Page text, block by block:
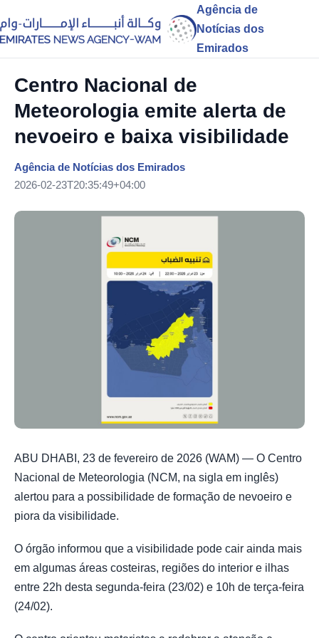
Agência de
Notícias dos
Emirados
Centro Nacional de
Meteorologia emite alerta de
nevoeiro e baixa visibilidade
Agência de Notícias dos Emirados
2026-02-23T20:35:49+04:00
ABU DHABI, 23 de fevereiro de 2026 (WAM) — O Centro
Nacional de Meteorologia (NCM, na sigla em inglês)
alertou para a possibilidade de formação de nevoeiro e
piora da visibilidade.
O órgão informou que a visibilidade pode cair ainda mais
em algumas áreas costeiras, regiões do interior e ilhas
entre 22h desta segunda-feira (23/02) e 10h de terça-feira
(24/02).